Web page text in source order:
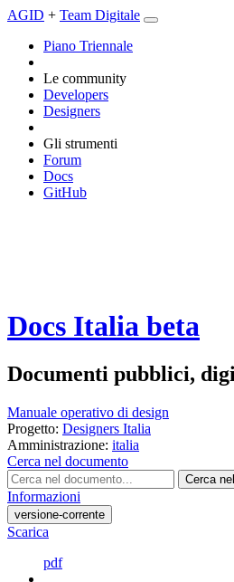
AGID + Team Digitale
Piano Triennale
Le community
Developers
Designers
Gli strumenti
Forum
Docs
GitHub
Docs Italia beta
Documenti pubblici,
Manuale operativo di design
Progetto: Designers Italia
Amministrazione: italia
Cerca nel documento
Cerca
Informazioni
versione-corrente
Scarica
pdf